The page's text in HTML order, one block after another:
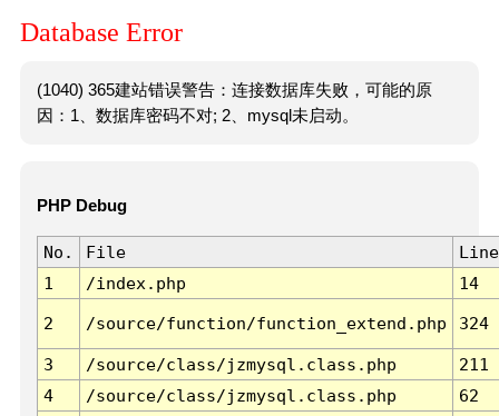
Database Error
(1040) 365建站错误警告：连接数据库失败，可能的原
因：1、数据库密码不对; 2、mysql未启动。
PHP Debug
No. File
Line
1
/index.php 14
2 /source/function/function_extend.php 324
3 /source/class/jzmysql.class.php
211
4
/source/class/jzmysql.class.php
62